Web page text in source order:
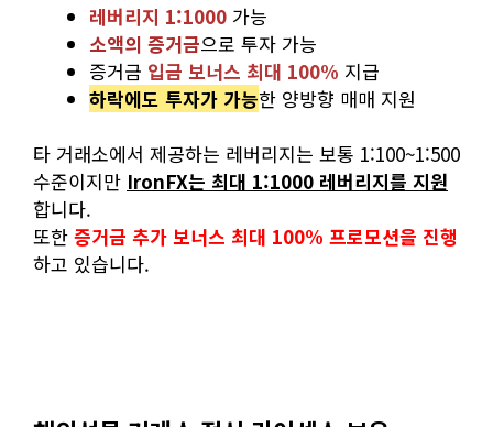
레버리지 1:1000 가능
소액의 증거금으로 투자 가능
증거금 입금 보너스 최대 100% 지급
하락에도 투자가 가능​한 양방향 매매 지원
​타 거래소에서 제공하는 레버리지는 보통 1:100~1:500
수준이지만 IronFX는 최대 1:1000 레버리지를 지원
합니다.
또한 증거금 추가 보너스 최대 100% 프로모션을 진행
하고 있습니다.